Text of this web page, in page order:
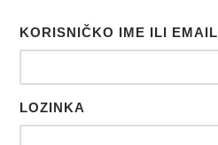
KORISNIČKO IME ILI EMAIL
LOZINKA